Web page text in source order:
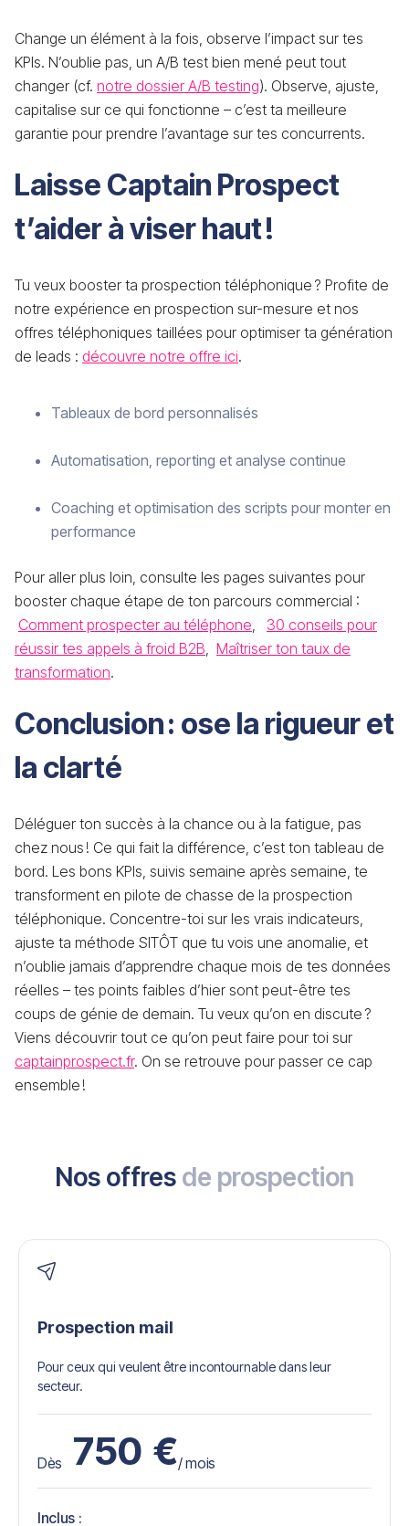
Change un élément à la fois, observe l’impact sur tes
KPIs. N’oublie pas, un A/B test bien mené peut tout
changer (cf. notre dossier A/B testing). Observe, ajuste,
capitalise sur ce qui fonctionne – c’est ta meilleure
garantie pour prendre l’avantage sur tes concurrents.
Laisse Captain Prospect
t’aider à viser haut !
Tu veux booster ta prospection téléphonique ? Profite de
notre expérience en prospection sur-mesure et nos
offres téléphoniques taillées pour optimiser ta génération
de leads : découvre notre offre ici.
Tableaux de bord personnalisés
Automatisation, reporting et analyse continue
Coaching et optimisation des scripts pour monter en
performance
Pour aller plus loin, consulte les pages suivantes pour
booster chaque étape de ton parcours commercial :
Comment prospecter au téléphone, 30 conseils pour
réussir tes appels à froid B2B, Maîtriser ton taux de
transformation.
Conclusion : ose la rigueur et
la clarté
Déléguer ton succès à la chance ou à la fatigue, pas
chez nous ! Ce qui fait la différence, c’est ton tableau de
bord. Les bons KPIs, suivis semaine après semaine, te
transforment en pilote de chasse de la prospection
téléphonique. Concentre-toi sur les vrais indicateurs,
ajuste ta méthode SITÔT que tu vois une anomalie, et
n’oublie jamais d’apprendre chaque mois de tes données
réelles – tes points faibles d’hier sont peut-être tes
coups de génie de demain. Tu veux qu’on en discute ?
Viens découvrir tout ce qu’on peut faire pour toi sur
captainprospect.fr. On se retrouve pour passer ce cap
ensemble !
Nos offres de prospection
Prospection mail
Pour ceux qui veulent être incontournable dans leur
secteur.
Dès 750 €/ mois
Inclus :